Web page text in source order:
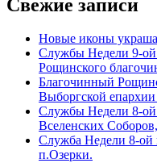
Свежие записи
Новые иконы
Службы Недели 9-ой
Рощинского
Благочинный
Выборгской
Службы Недели 8-ой
Вселенских
Служба Недели 8-ой
п.Озерки.